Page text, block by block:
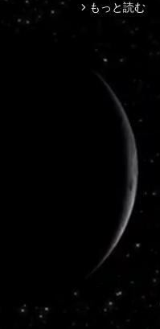
arrow_forward_ios もっと読む